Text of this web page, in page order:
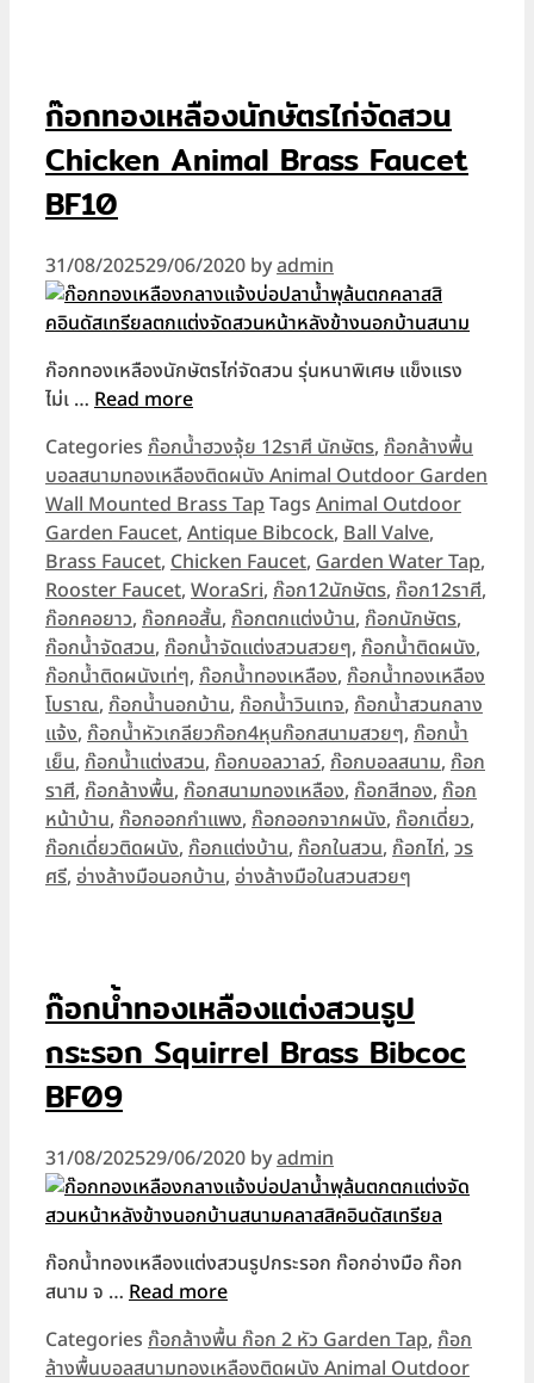
ก๊อกทองเหลืองนักษัตรไก่จัดสวน
Chicken Animal Brass Faucet
BF10
31/08/202529/06/2020 byadmin
ก๊อกทองเหลืองนักษัตรไก่จัดสวน รุ่นหนาพิเศษ แข็งแรง
ไม่เ … Read more
Categories ก๊อกน้ำฮวงจุ้ย 12ราศี นักษัตร, ก๊อกล้างพื้น
บอลสนามทองเหลืองติดผนัง Animal Outdoor Garden
Wall Mounted Brass Tap Tags Animal Outdoor
Garden Faucet, Antique Bibcock, Ball Valve,
Brass Faucet, Chicken Faucet, Garden Water Tap,
Rooster Faucet, WoraSri, ก๊อก12นักษัตร, ก๊อก12ราศี,
ก๊อกคอยาว, ก๊อกคอสั้น, ก๊อกตกแต่งบ้าน, ก๊อกนักษัตร,
ก๊อกน้ำจัดสวน, ก๊อกน้ำจัดแต่งสวนสวยๆ, ก๊อกน้ำติดผนัง,
ก๊อกน้ำติดผนังเท่ๆ, ก๊อกน้ำทองเหลือง, ก๊อกน้ำทองเหลือง
โบราณ, ก๊อกน้ำนอกบ้าน, ก๊อกน้ำวินเทจ, ก๊อกน้ำสวนกลาง
แจ้ง, ก๊อกน้ำหัวเกลียวก๊อก4หุนก๊อกสนามสวยๆ, ก๊อกน้ำ
เย็น, ก๊อกน้ำแต่งสวน, ก๊อกบอลวาลว์, ก๊อกบอลสนาม, ก๊อก
ราศี, ก๊อกล้างพื้น, ก๊อกสนามทองเหลือง, ก๊อกสีทอง, ก๊อก
หน้าบ้าน, ก๊อกออกกำแพง, ก๊อกออกจากผนัง, ก๊อกเดี่ยว,
ก๊อกเดี่ยวติดผนัง, ก๊อกแต่งบ้าน, ก๊อกในสวน, ก๊อกไก่, วร
ศรี, อ่างล้างมือนอกบ้าน, อ่างล้างมือในสวนสวยๆ
ก๊อกน้ำทองเหลืองแต่งสวนรูป
กระรอก Squirrel Brass Bibcoc
BF09
31/08/202529/06/2020 byadmin
ก๊อกน้ำทองเหลืองแต่งสวนรูปกระรอก ก๊อกอ่างมือ ก๊อก
สนาม จ … Read more
Categories ก๊อกล้างพื้น ก๊อก 2 หัว Garden Tap, ก๊อก
ล้างพื้นบอลสนามทองเหลืองติดผนัง Animal Outdoor